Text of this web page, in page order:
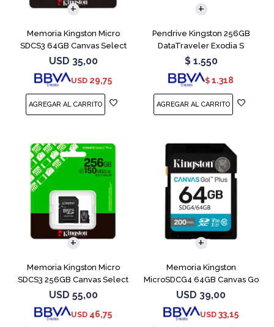
Memoria Kingston Micro
SDCS3 64GB Canvas Select
Plus
USD 35,00
USD 29,75
Pendrive Kingston 256GB
DataTraveler Exodia S
Naranja
$ 1.550
$ 1.318
Memoria Kingston Micro
SDCS3 256GB Canvas Select
Plus
USD 55,00
USD 46,75
Memoria Kingston
MicroSDCG4 64GB Canvas Go
Plus V30
USD 39,00
USD 33,15